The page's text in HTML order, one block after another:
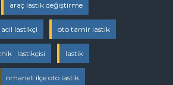
araç lastik değiştirme
acil lastikçi oto tamir lastik
lastikçisi lastik
orhaneli ilçe oto lastik